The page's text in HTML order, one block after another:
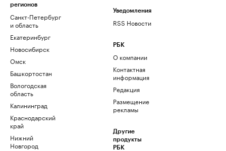
регионов
Санкт-Петербург
и область
Екатеринбург
Новосибирск
Омск
Башкортостан
Вологодская
область
Калининград
Краснодарский
край
Нижний
Новгород
Уведомления
RSS Новости
РБК
О компании
Контактная
информация
Редакция
Размещение
рекламы
Другие
продукты
РБК